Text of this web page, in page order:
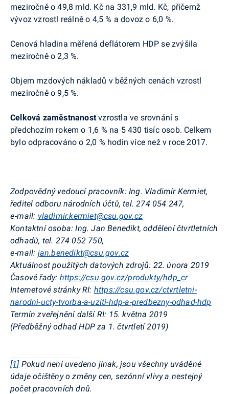
meziročně o 49,8 mld. Kč na 331,9 mld. Kč, přičemž
vývoz vzrostl reálně o 4,5 % a dovoz o 6,0 %.
Cenová hladina měřená deflátorem HDP se zvýšila
meziročně o 2,3 %.
Objem mzdových nákladů v běžných cenách vzrostl
meziročně o 9,5 %.
Celková zaměstnanost vzrostla ve srovnání s
předchozím rokem o 1,6 % na 5 430 tisíc osob. Celkem
bylo odpracováno o 2,0 % hodin více než v roce 2017.
Zodpovědný vedoucí pracovník: Ing. Vladimír Kermiet,
ředitel odboru národních účtů, tel. 274 054 247,
e‑mail: vladimir.kermiet@csu.gov.cz
Kontaktní osoba: Ing. Jan Benedikt, oddělení čtvrtletních
odhadů, tel. 274 052 750,
e‑mail: jan.benedikt@csu.gov.cz
Aktuálnost použitých datových zdrojů: 22. února 2019
Časové řady: https://csu.gov.cz/produkty/hdp_cr
Internetové stránky RI: https://csu.gov.cz/ctvrtletni-
narodni-ucty-tvorba-a-uziti-hdp-a-predbezny-odhad-hdp
Termín zveřejnění další RI: 15. května 2019
(Předběžný odhad HDP za 1. čtvrtletí 2019)
[1] Pokud není uvedeno jinak, jsou všechny uváděné
údaje očištěny o změny cen, sezónní vlivy a nestejný
počet pracovních dnů.